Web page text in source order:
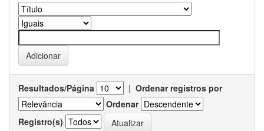
Resultados/Página | Ordenar registros por
Ordenar
Registro(s)